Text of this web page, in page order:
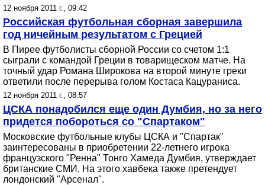
12 ноября 2011 г., 09:42
Российская футбольная сборная завершила
год ничейным результатом с Грецией
В Пирее футболисты сборной России со счетом 1:1
сыграли с командой Греции в товарищеском матче. На
точный удар Романа Широкова на второй минуте греки
ответили после перерыва голом Костаса Кацураниса.
12 ноября 2011 г., 08:57
ЦСКА понадобился еще один Думбия, но за него
придется побороться со "Спартаком"
Московские футбольные клубы ЦСКА и "Спартак"
заинтересованы в приобретении 22-летнего игрока
французского "Ренна" Тонго Хамеда Думбия, утверждает
британские СМИ. На этого хавбека также претендует
лондонский "Арсенал".